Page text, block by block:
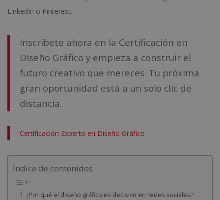
LinkedIn o Pinterest.
Inscríbete ahora en la Certificación en
Diseño Gráfico y empieza a construir el
futuro creativo que mereces. Tu próxima
gran oportunidad está a un solo clic de
distancia.
Certificación Experto en Diseño Gráfico
Índice de contenidos
¿Por qué el diseño gráfico es decisivo en redes sociales?